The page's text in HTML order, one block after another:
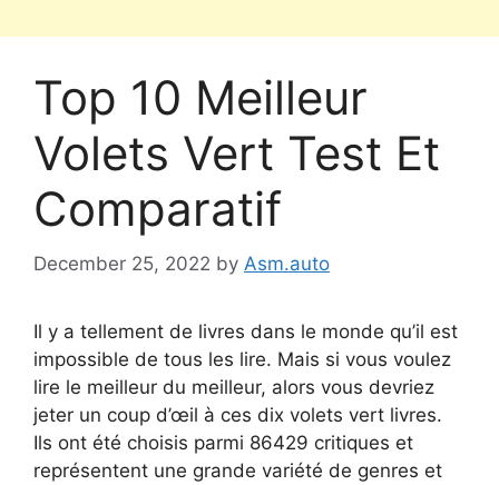
Top 10 Meilleur
Volets Vert Test Et
Comparatif
December 25, 2022 by Asm.auto
Il y a tellement de livres dans le monde qu’il est
impossible de tous les lire. Mais si vous voulez
lire le meilleur du meilleur, alors vous devriez
jeter un coup d’œil à ces dix volets vert livres.
Ils ont été choisis parmi 86429 critiques et
représentent une grande variété de genres et